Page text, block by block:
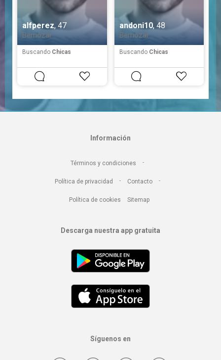
alfperez, 47
Berriozar
Buscando Chicas
andoni10, 48
Berriozar
Buscando Chicas
Información
Términos y condiciones -
Política de privacidad - Contacto -
Política de cookies Sitemap
Descarga nuestra app gratuita
Síguenos en